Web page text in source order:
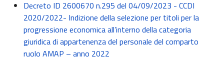
Decreto ID 2600670 n.295 del 04/09/2023 - CCDI
2020/2022- Indizione della selezione per titoli per la
progressione economica all’interno della categoria
giuridica di appartenenza del personale del comparto
ruolo AMAP – anno 2022